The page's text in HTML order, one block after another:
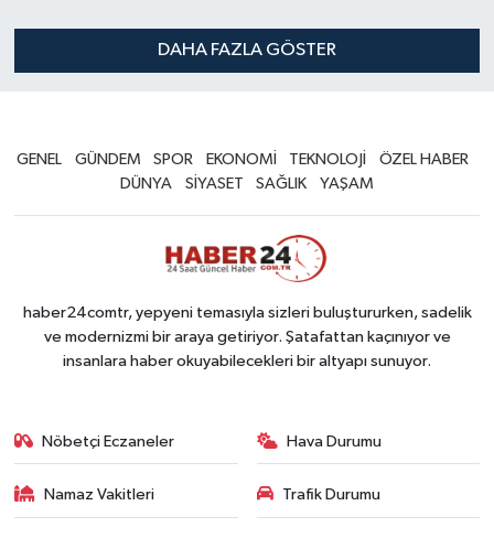
DAHA FAZLA GÖSTER
GENEL GÜNDEM SPOR EKONOMİ TEKNOLOJİ
ÖZEL HABER
DÜNYA
SİYASET SAĞLIK YAŞAM
haber24comtr, yepyeni temasıyla sizleri buluştururken, sadelik
ve modernizmi bir araya getiriyor. Şatafattan kaçınıyor ve
insanlara haber okuyabilecekleri bir altyapı sunuyor.
Nöbetçi Eczaneler Hava Durumu
Namaz Vakitleri Trafik Durumu